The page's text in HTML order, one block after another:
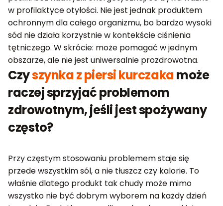
w profilaktyce otyłości. Nie jest jednak produktem
ochronnym dla całego organizmu, bo bardzo wysoki
sód nie działa korzystnie w kontekście ciśnienia
tętniczego. W skrócie: może pomagać w jednym
obszarze, ale nie jest uniwersalnie prozdrowotna.
Czyszynka z piersi kurczakamoże
raczej sprzyjać problemom
zdrowotnym, jeśli jest spożywany
często?
Przy częstym stosowaniu problemem staje się
przede wszystkim sól, a nie tłuszcz czy kalorie. To
właśnie dlatego produkt tak chudy może mimo
wszystko nie być dobrym wyborem na każdy dzień